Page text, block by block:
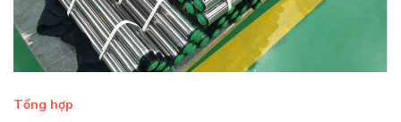
Tổng hợp